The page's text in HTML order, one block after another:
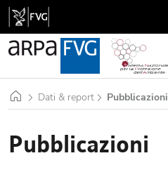
HomeDati & report Pubblicazioni
Pubblicazioni